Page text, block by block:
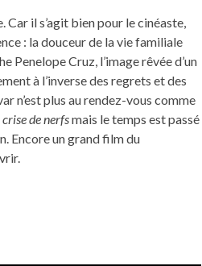
il s’agit bien pour le cinéaste,
: la douceur de la vie familiale
Penelope Cruz, l’image rêvée d’un
à l’inverse des regrets et des
n’est plus au rendez-vous comme
de nerfsmais le temps est passé
Encore un grand film du